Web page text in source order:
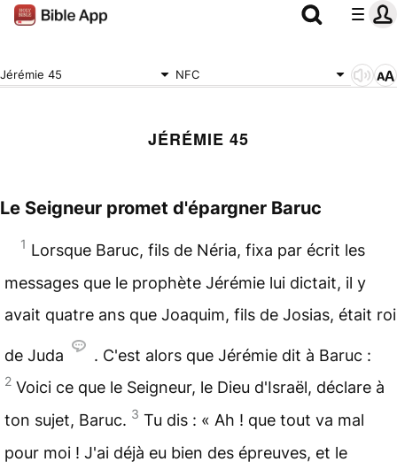
Jérémie 45 NFC
JÉRÉMIE 45
Le Seigneur promet d'épargner Baruc
1 Lorsque Baruc, fils de Néria, fixa par écrit les
messages que le prophète Jérémie lui dictait, il y
avait quatre ans que Joaquim, fils de Josias, était roi
de Juda . C'est alors que Jérémie dit à Baruc :
2 Voici ce que le Seigneur, le Dieu d'Israël, déclare à
ton sujet, Baruc. 3 Tu dis : « Ah ! que tout va mal
pour moi ! J'ai déjà eu bien des épreuves, et le